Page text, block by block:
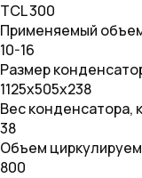
TCL 300
Применяемый
10-16
Размер
1125х505х238
Вес конденсатора,
38
Объем
800